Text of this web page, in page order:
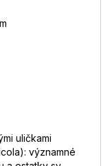
uličkami
významné